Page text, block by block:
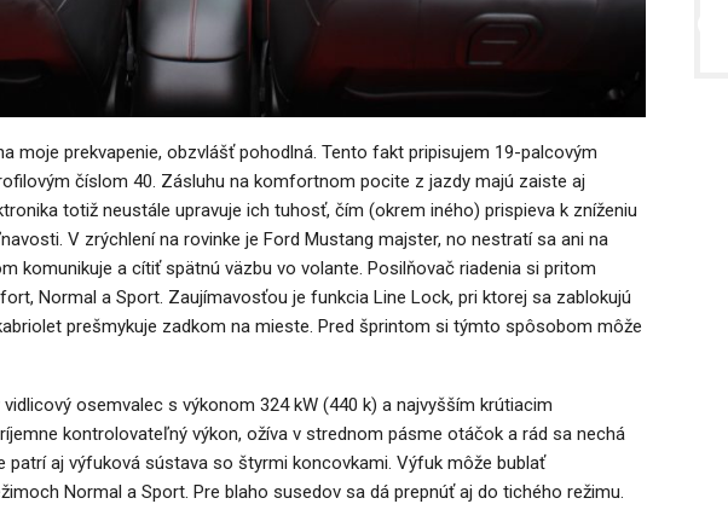
moje prekvapenie, obzvlášť pohodlná. Tento fakt pripisujem 19-palcovým
číslom 40. Zásluhu na komfortnom pocite z jazdy majú zaiste aj
totiž neustále upravuje ich tuhosť, čím (okrem iného) prispieva k zníženiu
V zrýchlení na rovinke je Ford Mustang majster, no nestratí sa ani na
komunikuje a cítiť spätnú väzbu vo volante. Posilňovač riadenia si pritom
Normal a Sport. Zaujímavosťou je funkcia Line Lock, pri ktorej sa zablokujú
prešmykuje zadkom na mieste. Pred šprintom si týmto spôsobom môže
osemvalec s výkonom 324 kW (440 k) a najvyšším krútiacim
kontrolovateľný výkon, ožíva v strednom pásme otáčok a rád sa nechá
aj výfuková sústava so štyrmi koncovkami. Výfuk môže bublať
Normal a Sport. Pre blaho susedov sa dá prepnúť aj do tichého režimu.